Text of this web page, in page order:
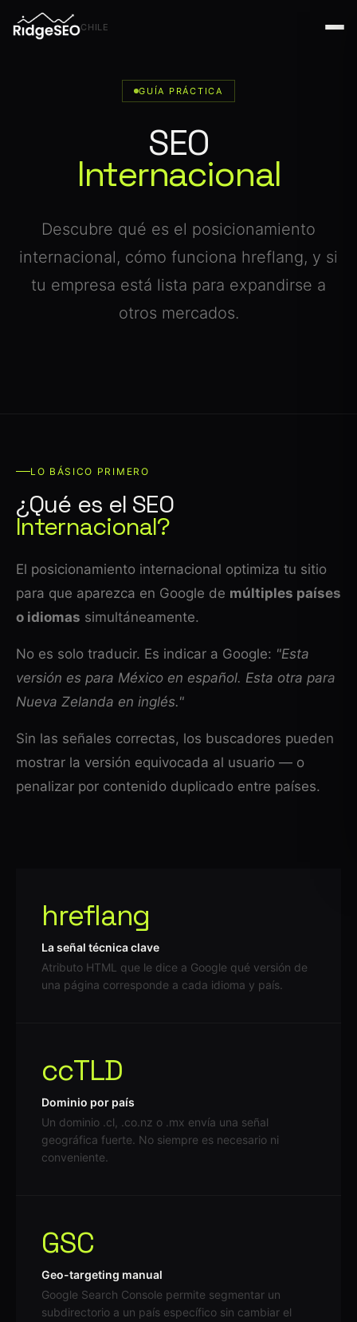
CHILE
GUÍA PRÁCTICA
SEO
Internacional
Descubre qué es el posicionamiento
internacional, cómo funciona hreflang, y si
tu empresa está lista para expandirse a
otros mercados.
LO BÁSICO PRIMERO
¿Qué es el SEO
Internacional?
El posicionamiento internacional optimiza tu sitio
para que aparezca en Google de múltiples países
o idiomas simultáneamente.
No es solo traducir. Es indicar a Google: "Esta
versión es para México en español. Esta otra para
Nueva Zelanda en inglés."
Sin las señales correctas, los buscadores pueden
mostrar la versión equivocada al usuario — o
penalizar por contenido duplicado entre países.
hreflang
La señal técnica clave
Atributo HTML que le dice a Google qué versión de
una página corresponde a cada idioma y país.
ccTLD
Dominio por país
Un dominio .cl, .co.nz o .mx envía una señal
geográfica fuerte. No siempre es necesario ni
conveniente.
GSC
Geo-targeting manual
Google Search Console permite segmentar un
subdirectorio a un país específico sin cambiar el